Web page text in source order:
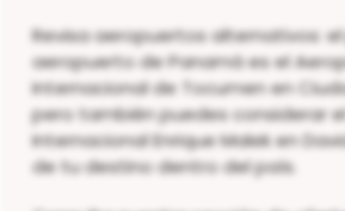
Revisa aeropuertos alternativos:
aeropuerto de Panamá es el
Internacional de Tocumen en
pero también puedes considerar
Internacional Enrique Malek en
de tu destino dentro del país.